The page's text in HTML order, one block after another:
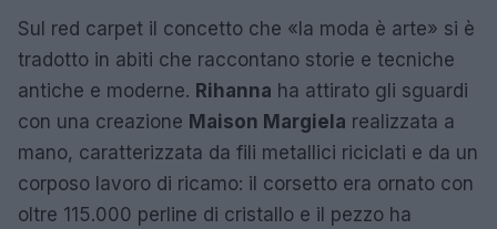
Sul red carpet il concetto che «la moda è arte» si è
tradotto in abiti che raccontano storie e tecniche
antiche e moderne. Rihanna ha attirato gli sguardi
con una creazione Maison Margiela realizzata a
mano, caratterizzata da fili metallici riciclati e da un
corposo lavoro di ricamo: il corsetto era ornato con
oltre 115.000 perline di cristallo e il pezzo ha